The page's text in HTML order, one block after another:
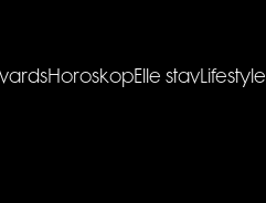
HoroskopElle stavLifestyle